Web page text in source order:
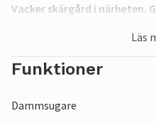
Vacker skärgård i närheten.
byn Glesvær ligger byn
bruset från vågorna i det
fötter vid stormigt väder.
Läs
Funktioner
Dammsugare